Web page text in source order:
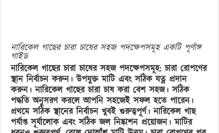
নারিকেল গাছের চারা চাষের সহজ পদক্ষেপসমূহ একটি পূর্ণাঙ্গ
গাইড
নারিকেল গাছের চারা চাষের সহজ পদক্ষেপসমূহ: চারা রোপণের
স্থান নির্বাচন করুন। উপযুক্ত মাটি এবং সঠিক যত্ন প্রদান
করুন। নারিকেল গাছের চারা চাষ করা বেশ সহজ। সঠিক
পদ্ধতি অনুসরণ করলে আপনি সহজেই সফল হতে পারেন।
প্রথমে সঠিক স্থানের নির্বাচন খুবই গুরুত্বপূর্ণ। নারিকেল গাছ
পর্যাপ্ত সূর্যালোক এবং সঠিক জল নিষ্কাশন প্রয়োজন। মাটির